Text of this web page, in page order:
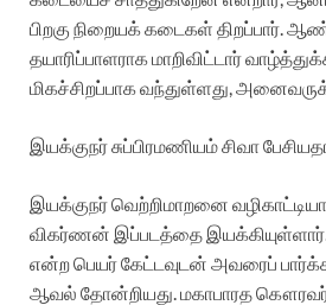
பிறகு நிறையக் கடைகள் திறப்பார்.
தயாரிப்பாளராக மாறிவிட்டார்
மிகச்சிறப்பாக வந்துள்ளது,
இயக்குநர் சுப்பிரமணியம் சிவா
இயக்குநர் வெற்றிமாறனை
விகர்ணன் இப்படத்தை
என்ற பெயர் கேட்டவுடன் அவரைப்
ஆவல் தோன்றியது. மகாபாரத